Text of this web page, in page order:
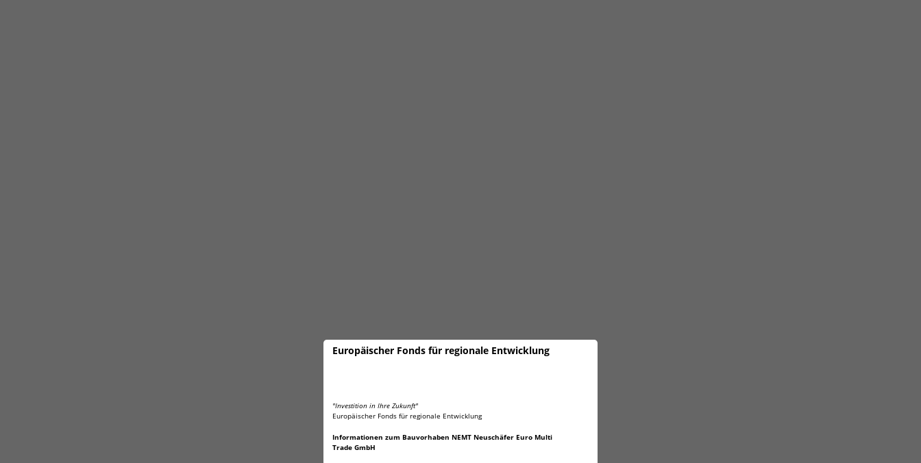
Europäischer Fonds für regionale Entwicklung
"Investition in Ihre Zukunft"
Europäischer Fonds für regionale Entwicklung
Informationen zum Bauvorhaben NEMT Neuschäfer Euro Multi
Trade GmbH